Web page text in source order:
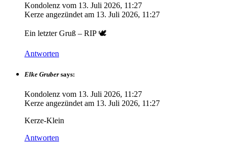
Kondolenz vom 13. Juli 2026, 11:27
Kerze angezündet am 13. Juli 2026, 11:27
Ein letzter Gruß – RIP 🕊️
Antworten
Elke Gruber says:
Kondolenz vom 13. Juli 2026, 11:27
Kerze angezündet am 13. Juli 2026, 11:27
Kerze-Klein
Antworten